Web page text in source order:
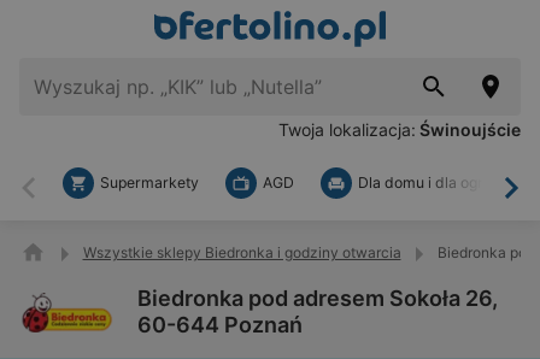
Twoja lokalizacja: Świnoujście
Wstecz
Supermarkety AGD Dla domu i dla ogrodu
Wszystkie sklepy Biedronka i godziny otwarcia Biedronka pod
Biedronka pod adresem Sokoła 26,
60-644 Poznań